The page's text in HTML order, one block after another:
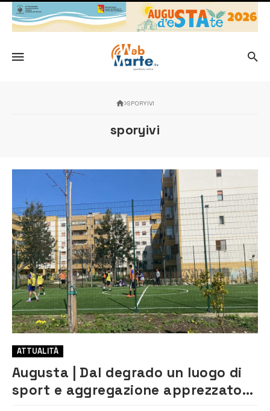
SPORYIVI
sporyivi
ATTUALITÀ
Augusta | Dal degrado un luogo di
sport e aggregazione apprezzato